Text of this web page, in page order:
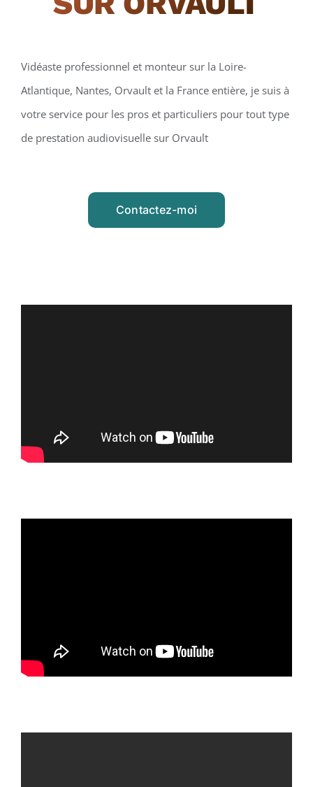
Vidéaste professionnel et monteur sur la Loire-
Atlantique, Nantes, Orvault et la France entière, je suis à
votre service pour les pros et particuliers pour tout type
de prestation audiovisuelle sur Orvault
Contactez-moi